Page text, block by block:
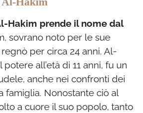
Hakim prende il nome dal
sovrano noto per le sue
per circa 24 anni. Al-
all’età di 11 anni, fu un
anche nei confronti dei
famiglia. Nonostante ciò al
a cuore il suo popolo, tanto